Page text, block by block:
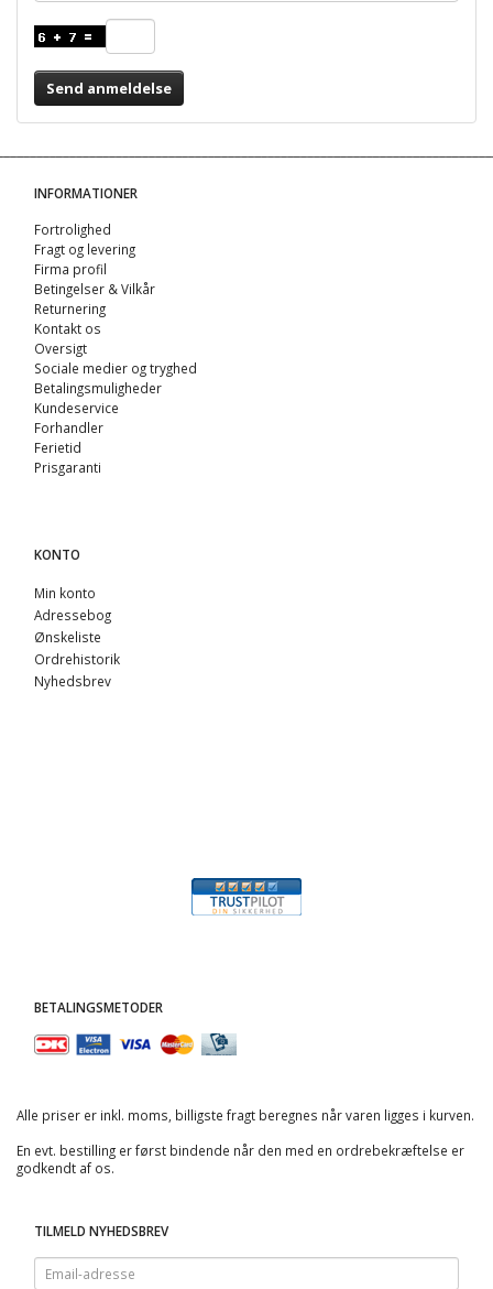
Send anmeldelse
INFORMATIONER
Fortrolighed
Fragt og levering
Firma profil
Betingelser & Vilkår
Returnering
Kontakt os
Oversigt
Sociale medier og tryghed
Betalingsmuligheder
Kundeservice
Forhandler
Ferietid
Prisgaranti
KONTO
Min konto
Adressebog
Ønskeliste
Ordrehistorik
Nyhedsbrev
BETALINGSMETODER
Alle priser er inkl. moms, billigste fragt beregnes når varen ligges i kurven.
En evt. bestilling er først bindende når den med en ordrebekræftelse er
godkendt af os.
TILMELD NYHEDSBREV
Email-
adresse